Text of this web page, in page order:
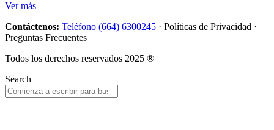
Ver más
Contáctenos: Teléfono (664) 6300245 · Políticas de Privacidad ·
Preguntas Frecuentes
Todos los derechos reservados 2025 ®
Search